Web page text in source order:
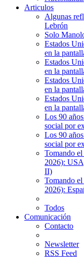
Articulos
Algunas
Lebrón
Solo
Estados
en la
Estados
en la
Estados
en la
Estados
en la
Los 90
social por
Los 90
social por
Tomando
2026):
II)
Tomando
2026):
Todos
Comunicación
Contacto
Newsletter
RSS Feed